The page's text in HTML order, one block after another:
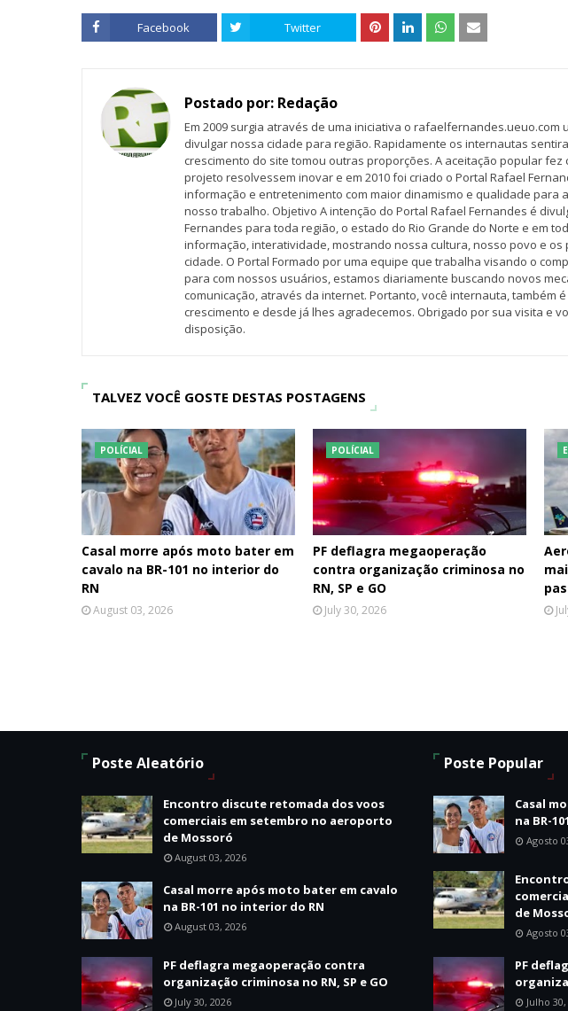
Facebook Twitter
Postado por: Redação
Em 2009 surgia através de uma iniciativa o rafaelfernandes.ueuo.com
divulgar nossa cidade para região. Rapidamente os internautas
crescimento do site tomou outras proporções. A aceitação popular
projeto resolvessem inovar e em 2010 foi criado o Portal Rafael
informação e entretenimento com maior dinamismo e qualidade para
nosso trabalho. Objetivo A intenção do Portal Rafael Fernandes é
Fernandes para toda região, o estado do Rio Grande do Norte e em
informação, interatividade, mostrando nossa cultura, nosso povo e
cidade. O Portal Formado por uma equipe que trabalha visando o
para com nossos usuários, estamos diariamente buscando novos
comunicação, através da internet. Portanto, você internauta, também
crescimento e desde já lhes agradecemos. Obrigado por sua visita e
disposição.
TALVEZ VOCÊ GOSTE DESTAS POSTAGENS
POLÍCIAL
Casal morre após moto bater em
cavalo na BR-101 no interior do
RN
August 03, 2026
POLÍCIAL
PF deflagra megaoperação
contra organização criminosa no
RN, SP e GO
July 30, 2026
Poste Aleatório
Encontro discute retomada dos voos
comerciais em setembro no aeroporto
de Mossoró
August 03, 2026
Casal morre após moto bater em cavalo
na BR-101 no interior do RN
August 03, 2026
PF deflagra megaoperação contra
organização criminosa no RN, SP e GO
July 30, 2026
Poste Popular
Casal
na BR-
Agosto
de
Agosto
PF
Julho